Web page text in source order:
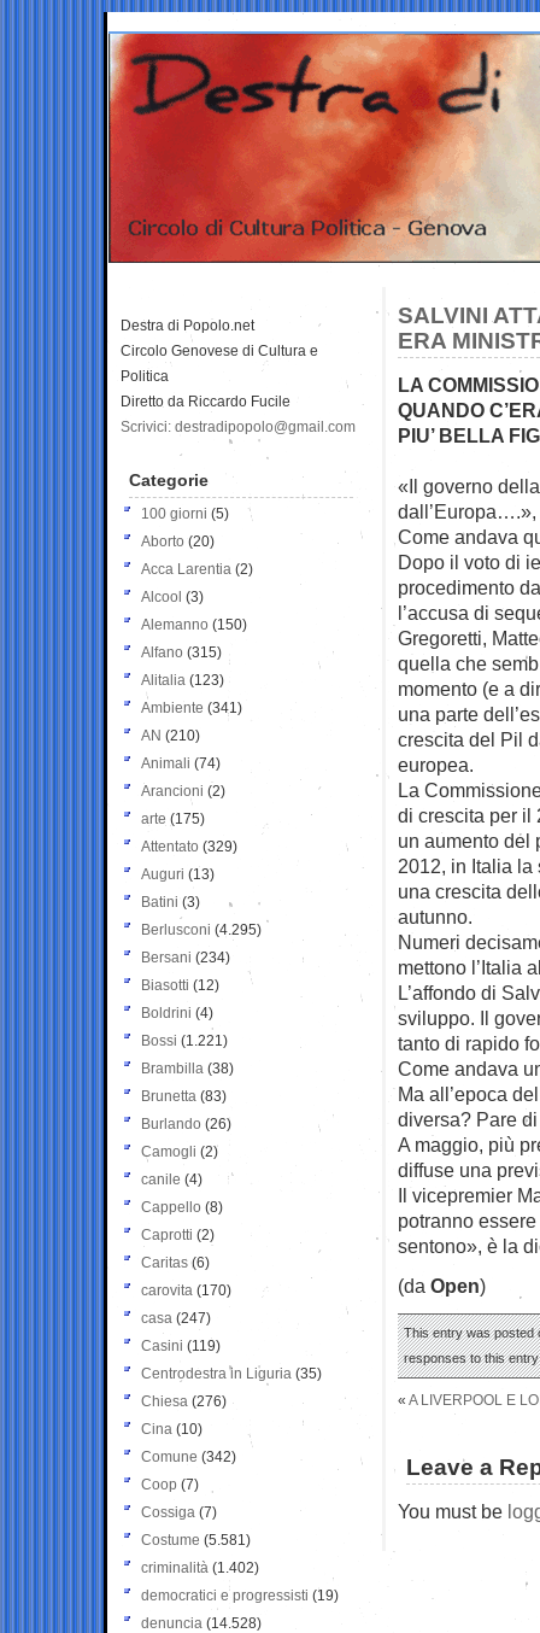
SALVINI
ERA
LA
QUANDO
PIU’ BELLA
«Il governo
Come andava
Dopo il voto di
procedimento
l’accusa di
Gregoretti,
quella che
momento (e a
una parte
crescita del Pil
europea.
La
di crescita per il
un aumento del
2012, in Italia
una crescita
autunno.
Numeri
mettono l’Italia
L’affondo di
sviluppo. Il
tanto di rapido
Come andava
Ma all’epoca
diversa? Pare
A maggio, più
diffuse una
Il vicepremier
potranno
sentono», è la
(da Open)
This entry was posted
responses to this
« A LIVERPOOL E
Leave a
You must be
Destra di Popolo.net
Circolo Genovese di Cultura e
Politica
Diretto da Riccardo Fucile
Scrivici: destradipopolo@gmail.com
Categorie
100 giorni (5)
Aborto (20)
Acca Larentia (2)
Alcool (3)
Alemanno (150)
Alfano (315)
Alitalia (123)
Ambiente (341)
AN (210)
Animali (74)
Arancioni (2)
arte (175)
Attentato (329)
Auguri (13)
Batini (3)
Berlusconi (4.295)
Bersani (234)
Biasotti (12)
Boldrini (4)
Bossi (1.221)
Brambilla (38)
Brunetta (83)
Burlando (26)
Camogli (2)
canile (4)
Cappello (8)
Caprotti (2)
Caritas (6)
carovita (170)
casa (247)
Casini (119)
Centrodestra in Liguria (35)
Chiesa (276)
Cina (10)
Comune (342)
Coop (7)
Cossiga (7)
Costume (5.581)
criminalità (1.402)
democratici e progressisti (19)
denuncia (14.528)